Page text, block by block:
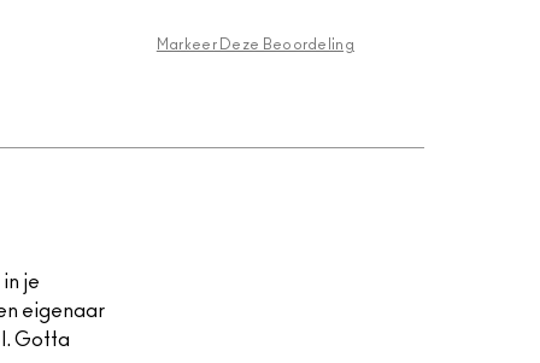
Markeer Deze Beoordeling
je
eigenaar
Gotta